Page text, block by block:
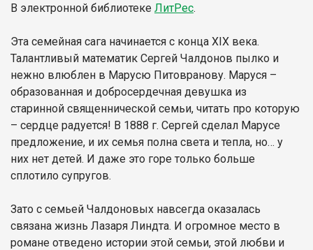
В электронной библиотеке ЛитРес.
Эта семейная сага начинается с конца XIX века.
Талантливый математик Сергей Чалдонов пылко и
нежно влюблен в Марусю Питовранову. Маруся –
образованная и добросердечная девушка из
старинной священнической семьи, читать про которую
– сердце радуется! В 1888 г. Сергей сделал Марусе
предложение, и их семья полна света и тепла, но… у
них нет детей. И даже это горе только больше
сплотило супругов.
Зато с семьей Чалдоновых навсегда оказалась
связана жизнь Лазаря Линдта. И огромное место в
романе отведено истории этой семьи, этой любви и